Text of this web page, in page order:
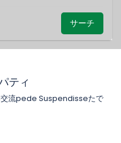
サーチ
ティ
流pede Suspendisseたで